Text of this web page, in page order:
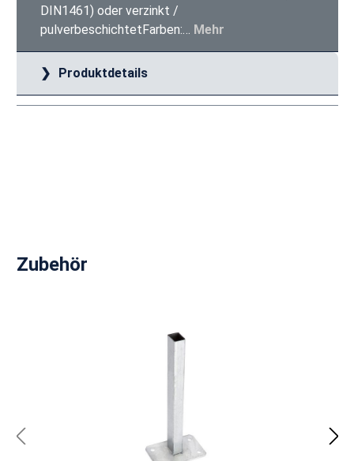
DIN1461) oder verzinkt /
pulverbeschichtetFarben:… Mehr
Produktdetails
Produktgalerie überspringen
Zubehör